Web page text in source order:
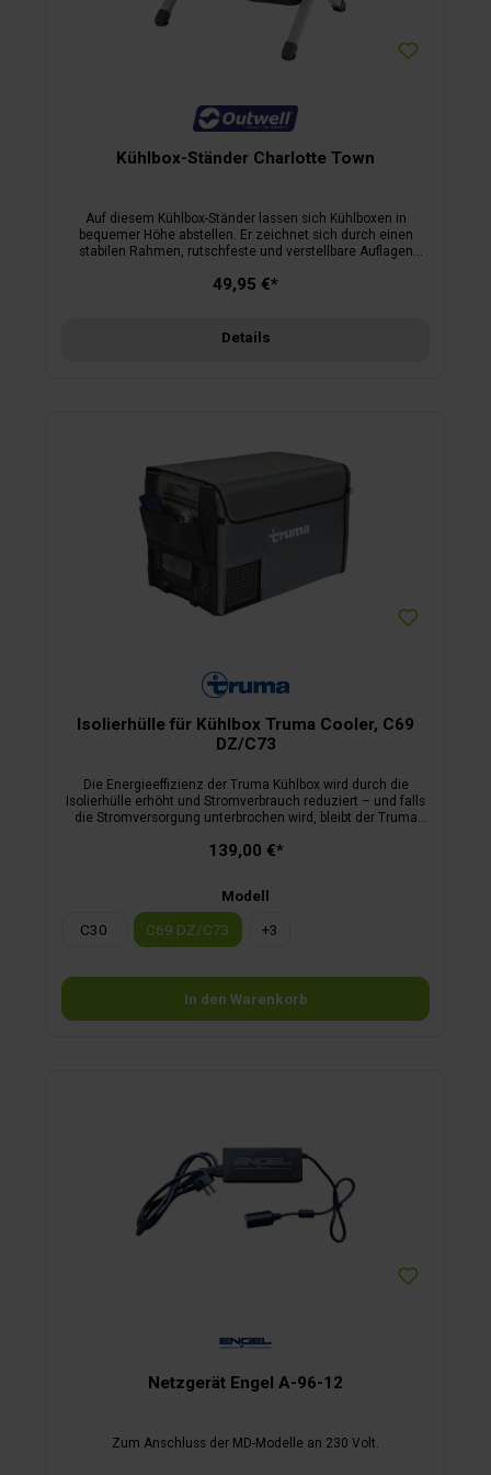
kann zwischen -18 °C und +20 °C geregelt werden.
Kühlbox-Ständer Charlotte Town
Auf diesem Kühlbox-Ständer lassen sich Kühlboxen in
bequemer Höhe abstellen. Er zeichnet sich durch einen
stabilen Rahmen, rutschfeste und verstellbare Auflagen
maximale Belastbarkeit beträgt 50 kg. Im Lieferumfang ist
49,95 €*
Details
Isolierhülle für Kühlbox Truma Cooler, C69
DZ/C73
Die Energieeffizienz der Truma Kühlbox wird durch die
Isolierhülle erhöht und Stromverbrauch reduziert – und falls
die Stromver­sorgung unterbrochen wird, bleibt der Truma
Isolierhüllen erhältlich. Ihre robuste Nylon­außenseite schützt
139,00 €*
Modell
C30
C69 DZ/C73 +3
In den Warenkorb
Netzgerät Engel A-96-12
Zum Anschluss der MD-Modelle an 230 Volt.